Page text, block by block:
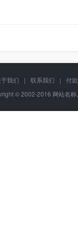
我们 | 联系我们 |
付
© 2002-2016 网站名